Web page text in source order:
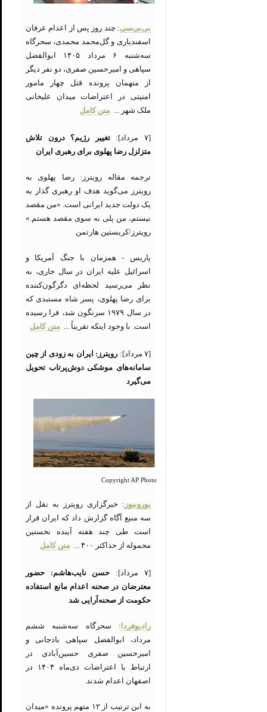
بی‌بی‌سی: چند روز پس از اعدام عرفان
اسفندیاری و گل‌محمد محمدی، سحرگاه
سه‌شنبه ۶ مرداد ۱۴۰۵ ابوالفضل
سپاهی و امیرحسین صفری، دو نفر دیگر
از متهمان پرونده قتل چهار مامور
امنیتی در اعتراضات میدان علیخانی
ملک شهر ... متن کامل
[۷ مرداد]:
تغییر رژیم؟ درون تلاش
متزلزل رضا پهلوی برای رهبری ایران
ترجمه مقاله رویترز: رضا پهلوی به
رویترز می‌گوید هدف او رهبری گذار به
یک دولت جدید ایرانی است. «من مقصد
نیستم، من پلی به سوی مقصد هستم.»
رویترز/کریستین هارتمن
پاریس - همزمان با جنگ آمریکا و
اسرائیل علیه ایران در سال جاری، به
نظر می‌رسید لحظه‌ای دگرگون‌کننده
برای رضا پهلوی، پسر شاه مستبدی که
در سال ۱۹۷۹ سرنگون شد، فرا رسیده
است. با وجود اینکه تقریباً ... متن کامل
[۷ مرداد]:
رویترز: ایران به زودی از چین
سامانه‌های موشکی دوش‌پرتاب تحویل
می‌گیرد
Copyright AP Photo
یورونیوز : خبرگزاری رویترز به نقل از
سه منبع آگاه گزارش داد که ایران قرار
است طی چند هفته آینده نخستین
محموله از حداکثر ۴۰۰ ...
متن کامل
[۷ مرداد]:
حسن نایب‌هاشم: حضور
معترضان در صحنه اعدام مانع استفاده
حکومت از صحنه‌آرایی شد
رادیوفردا : سحرگاه سه‌شنبه ششم
مرداد، ابوالفضل سپاهی بادجانی و
امیرحسین صفری حسین‌آبادی در
ارتباط با اعتراضات دی‌ماه ۱۴۰۴ در
اصفهان اعدام شدند.
به این ترتیب از ۱۲ متهم پرونده «میدان